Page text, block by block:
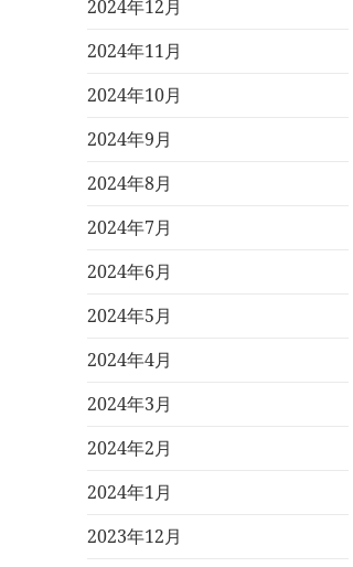
2024年12月
2024年11月
2024年10月
2024年9月
2024年8月
2024年7月
2024年6月
2024年5月
2024年4月
2024年3月
2024年2月
2024年1月
2023年12月